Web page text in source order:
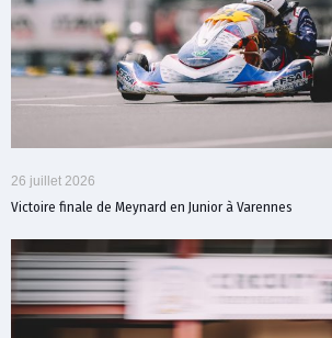
26 juillet 2026
Victoire finale de Meynard en Junior à Varennes